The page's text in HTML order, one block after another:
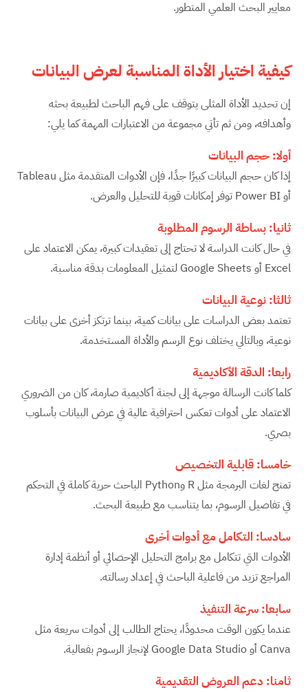
معايير البحث العلمي المتطور.
كيفية اختيار الأداة المناسبة لعرض البيانات
إن تحديد الأداة المثلى يتوقف على فهم الباحث لطبيعة بحثه
وأهدافه، ومن ثم تأتي مجموعة من الاعتبارات المهمة كما يلي:
أولا: حجم البيانات
إذا كان حجم البيانات كبيرًا جدًا، فإن الأدوات المتقدمة مثل Tableau
أو Power BI توفر إمكانات قوية للتحليل والعرض.
ثانيا: بساطة الرسوم المطلوبة
في حال كانت الدراسة لا تحتاج إلى تعقيدات كبيرة، يمكن الاعتماد على
Excel أو Google Sheets لتمثيل المعلومات بدقة مناسبة.
ثالثا: نوعية البيانات
تعتمد بعض الدراسات على بيانات كمية، بينما ترتكز أخرى على بيانات
نوعية، وبالتالي يختلف نوع الرسم والأداة المستخدمة.
رابعا: الدقة الأكاديمية
كلما كانت الرسالة موجهة إلى لجنة أكاديمية صارمة، كان من الضروري
الاعتماد على أدوات تعكس احترافية عالية في عرض البيانات بأسلوب
بصري.
خامسا: قابلية التخصيص
تمنح لغات البرمجة مثل R وPython الباحث حرية كاملة في التحكم
في تفاصيل الرسوم، بما يتناسب مع طبيعة البحث.
سادسا: التكامل مع أدوات أخرى
الأدوات التي تتكامل مع برامج التحليل الإحصائي أو أنظمة إدارة
المراجع تزيد من فاعلية الباحث في إعداد رسالته.
سابعا: سرعة التنفيذ
عندما يكون الوقت محدودًا، يحتاج الطالب إلى أدوات سريعة مثل
Canva أو Google Data Studio لإنجاز الرسوم بفعالية.
ثامنا: دعم العروض التقديمية